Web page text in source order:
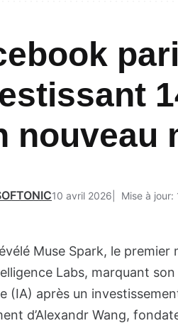
nouveau
10 avril 2026 Mise à
Muse Spark, le
Labs, marquant
(IA) après un
d’Alexandr Wang,